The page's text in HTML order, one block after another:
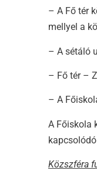
– A Fő tér
mellyel a
– A sétáló
– Fő tér –
– A
A Főiskola
Közszféra